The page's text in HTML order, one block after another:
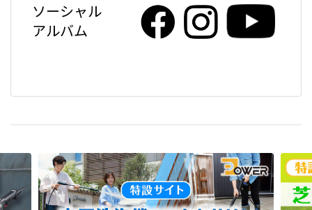
ソーシャル
アルバム